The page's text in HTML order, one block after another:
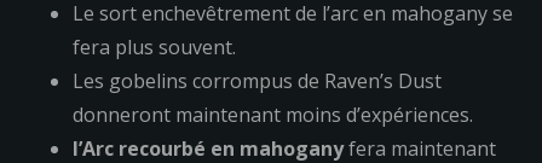
Le sort enchevêtrement de l’arc en mahogany se
fera plus souvent.
Les gobelins corrompus de Raven’s Dust
donneront maintenant moins d’expériences.
l’Arc recourbé en mahoganyfera maintenant